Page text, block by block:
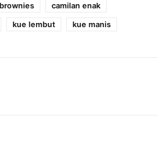
brownies
camilan enak
kue lembut kue manis